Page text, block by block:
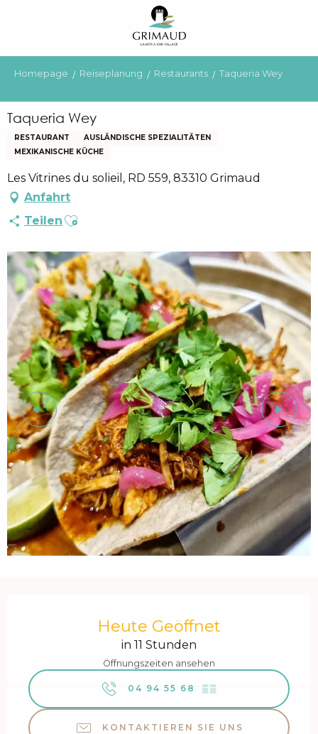
principal
Homepage Reiseplanung Restaurants Taqueria Wey
Taqueria Wey
RESTAURANT
AUSLÄNDISCHE SPEZIALITÄTEN
MEXIKANISCHE KÜCHE
Les Vitrines du solieil, RD 559, 83310 Grimaud
Anfahrt
Teilen Ajouter aux favoris
Heute Geöffnet
in 11 Stunden
Öffnungszeiten ansehen
04 94 55 68 ▒▒
KONTAKTIEREN SIE UNS